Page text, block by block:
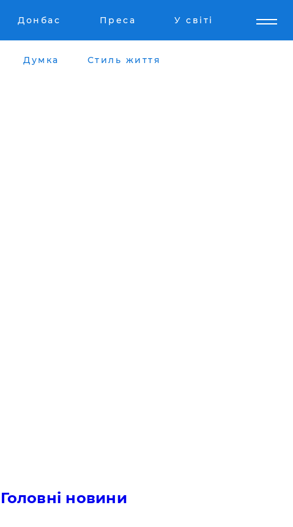
Донбас Преса У світі
Думка Стиль життя
Головні новини